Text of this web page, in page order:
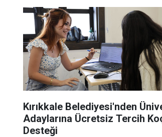
Kırıkkale Belediyesi'nden
Adaylarına Ücretsiz Tercih
Desteği